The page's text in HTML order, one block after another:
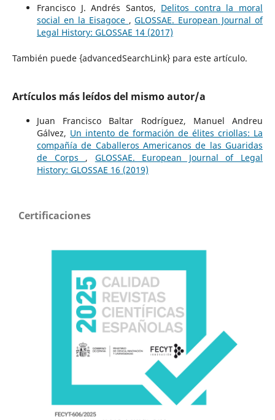
Francisco J. Andrés Santos, Delitos contra la moral
social en la Eisagoce ,GLOSSAE. European Journal of
Legal History: GLOSSAE 14 (2017)
También puede {advancedSearchLink} para este artículo.
Artículos más leídos del mismo autor/a
Juan Francisco Baltar Rodríguez, Manuel Andreu
Gálvez, Un intento de formación de élites criollas: La
compañía de Caballeros Americanos de las Guaridas
de Corps , GLOSSAE. European Journal of Legal
History: GLOSSAE 16 (2019)
Certificaciones